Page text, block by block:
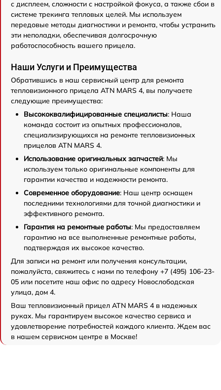
с дисплеем, сложности с настройкой фокуса, а также сбои в
системе трекинга тепловых целей. Мы используем
передовые методы диагностики и ремонта, чтобы устранить
эти неполадки, обеспечивая долгосрочную
работоспособность вашего прицела.
Наши Услуги и Преимущества
Обратившись в наш сервисный центр для ремонта
тепловизионного прицела ATN MARS 4, вы получаете
следующие преимущества:
Высококвалифицированные специалисты: Наша
команда состоит из опытных профессионалов,
специализирующихся на ремонте тепловизионных
прицелов ATN MARS 4.
Использование оригинальных запчастей: Мы
используем только оригинальные компоненты для
гарантии качества и надежности ремонта.
Современное оборудование: Наш центр оснащен
последними технологиями для точной диагностики и
эффективного ремонта.
Гарантия на ремонтные работы: Мы предоставляем
гарантию на все выполненные ремонтные работы,
подтверждая их высокое качество.
Для записи на ремонт или получения консультации,
пожалуйста, свяжитесь с нами по телефону +7 (495) 106-23-
05 или посетите наш офис по адресу Новослободская
улица, дом 4.
Ваш тепловизионный прицел ATN MARS 4 в надежных
руках. Мы гарантируем высокое качество сервиса и
удовлетворение потребностей каждого клиента. Ждем вас
в нашем сервисном центре в Москве!